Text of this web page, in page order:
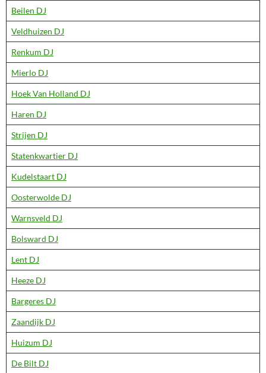
Beilen DJ
Veldhuizen DJ
Renkum DJ
Mierlo DJ
Hoek Van Holland DJ
Haren DJ
Strijen DJ
Statenkwartier DJ
Kudelstaart DJ
Oosterwolde DJ
Warnsveld DJ
Bolsward DJ
Lent DJ
Heeze DJ
Bargeres DJ
Zaandijk DJ
Huizum DJ
De Bilt DJ